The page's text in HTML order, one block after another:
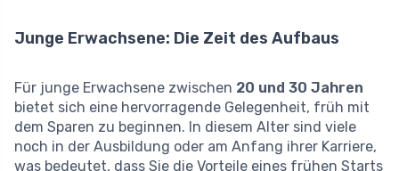
Junge Erwachsene: Die Zeit des Aufbaus
Für junge Erwachsene zwischen 20 und 30 Jahren
bietet sich eine hervorragende Gelegenheit, früh mit
dem Sparen zu beginnen. In diesem Alter sind viele
noch in der Ausbildung oder am Anfang ihrer Karriere,
was bedeutet, dass Sie die Vorteile eines frühen Starts